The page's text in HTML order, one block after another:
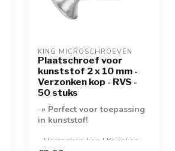
KING MICROSCHROEVEN
Plaatschroef voor
kunststof 2 x 10 mm -
Verzonken kop - RVS -
50 stuks
-» Perfect voor toepassing
in kunststof!
» Verzonken kop | Kruiskop- »